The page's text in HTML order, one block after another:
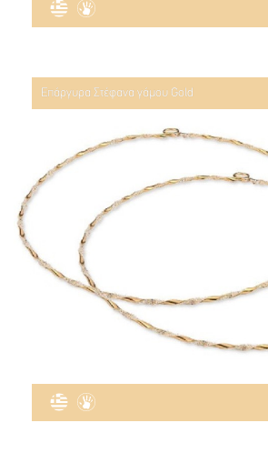
Επάργυρα Στέφανα γάμου Gold